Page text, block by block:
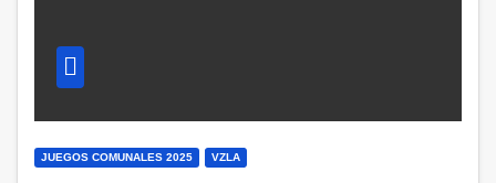
JUEGOS COMUNALES 2025 VZLA